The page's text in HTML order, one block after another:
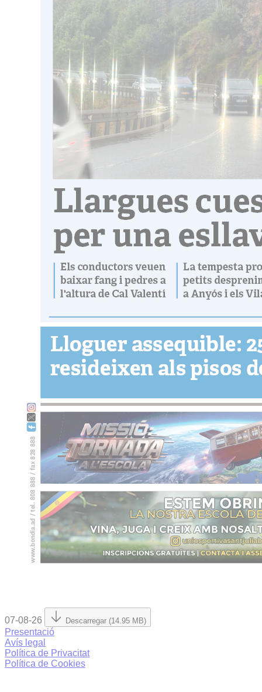
07-08-26 Descarregar (14.95 MB)
Presentació
Avís legal
Política de Privacitat
Política de Cookies